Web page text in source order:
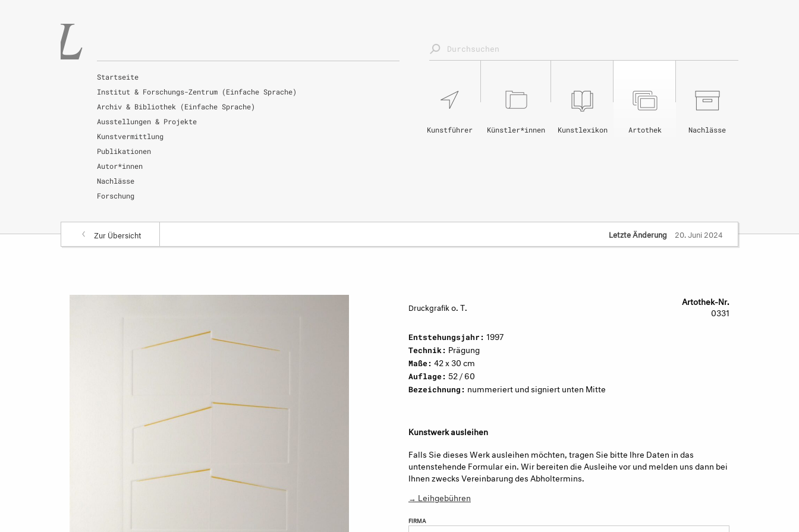
Startseite
Institut & Forschungs-Zentrum (Einfache Sprache)
Archiv & Bibliothek (Einfache Sprache)
Ausstellungen & Projekte
Kunstvermittlung
Publikationen
Autor*innen
Nachlässe
Forschung
Nachlässe
Artothek
Kunstlexikon
Künstler*innen
Kunstführer
Zur Übersicht Letzte Änderung 20. Juni 2024
Druckgrafik o. T.
Artothek-Nr.
0331
Entstehungsjahr: 1997
Technik: Prägung
Maße: 42 x 30 cm
Auflage: 52 / 60
Bezeichnung: nummeriert und signiert unten Mitte
Kunstwerk ausleihen
Falls Sie dieses Werk ausleihen möchten, tragen Sie bitte Ihre Daten in das
untenstehende Formular ein. Wir bereiten die Ausleihe vor und melden uns dann bei
Ihnen zwecks Vereinbarung des Abholtermins.
→ Leihgebühren
FIRMA